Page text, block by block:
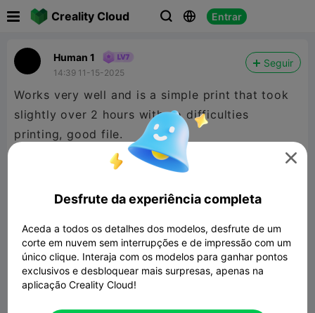
Creality Cloud   Entrar
Human 1
14:39 11-15-2025
Seguir
Works very well and is a simple print that took
slightly over 2 hours with no difficulties
printing, good file.

Desfrute da experiência completa
Aceda a todos os detalhes dos modelos, desfrute de um
corte em nuvem sem interrupções e de impressão com um
único clique. Interaja com os modelos para ganhar pontos
exclusivos e desbloquear mais surpresas, apenas na
aplicação Creality Cloud!